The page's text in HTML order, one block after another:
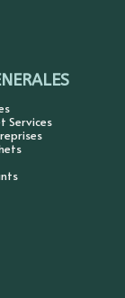
Services